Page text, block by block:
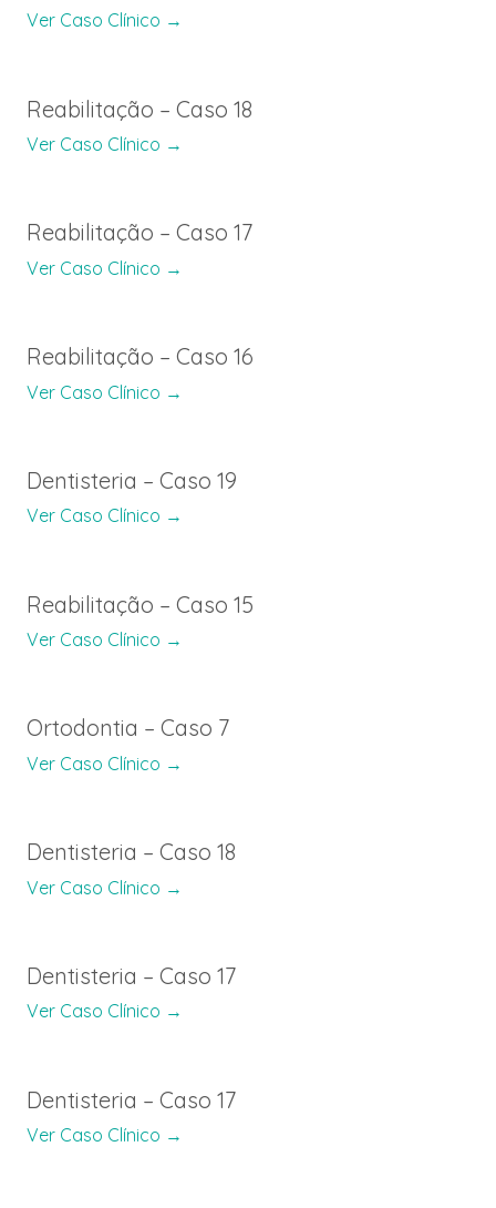
Ver Caso Clínico →
Reabilitação – Caso 18
Ver Caso Clínico →
Reabilitação – Caso 17
Ver Caso Clínico →
Reabilitação – Caso 16
Ver Caso Clínico →
Dentisteria – Caso 19
Ver Caso Clínico →
Reabilitação – Caso 15
Ver Caso Clínico →
Ortodontia – Caso 7
Ver Caso Clínico →
Dentisteria – Caso 18
Ver Caso Clínico →
Dentisteria – Caso 17
Ver Caso Clínico →
Dentisteria – Caso 17
Ver Caso Clínico →